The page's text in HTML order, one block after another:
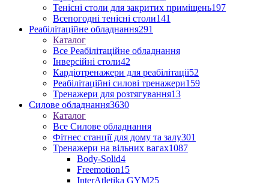
Тенісні столи для закритих приміщень197
Всепогодні тенісні столи141
Реабілітаційне обладнання291
Каталог
Все Реабілітаційне обладнання
Інверсійні столи42
Кардіотренажери для реабілітації52
Реабілітаційні силові тренажери159
Тренажери для розтягування13
Силове обладнання3630
Каталог
Все Силове обладнання
Фітнес станції для дому та залу301
Тренажери на вільних вагах1087
Body-Solid4
Freemotion15
InterAtletika GYM25